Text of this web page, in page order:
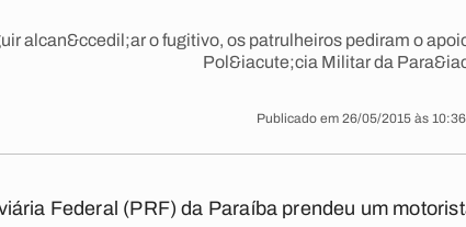
alcan&ccedil;ar o fugitivo, os patrulheiros pediram o
Pol&iacute;cia Militar da
Publicado em 26/05/2015 às 10:36
Federal (PRF) da Paraíba prendeu um